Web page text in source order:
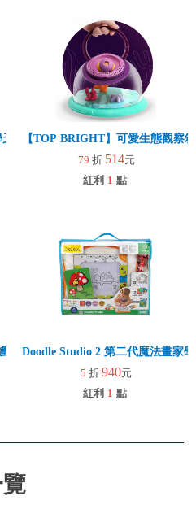
秤遊戲組
【TOP BRIGHT】可愛生態觀察箱
79 折 514元
紅利 1 點
組(認知啟蒙/手眼協調/感統/禮物/角
Doodle Studio 2 第二代魔法畫家
5 折 940元
紅利 1 點